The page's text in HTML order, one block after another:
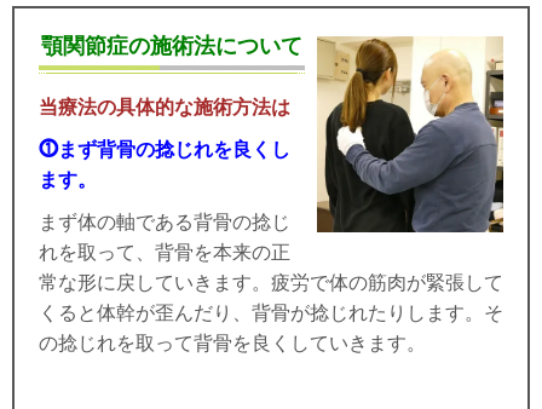
顎関節症の施術法について
当療法の具体的な施術方法は
⓵まず背骨の捻じれを良くし
ます。
まず体の軸である背骨の捻じ
れを取って、背骨を本来の正
常な形に戻していきます。疲労で体の筋肉が緊張して
くると体幹が歪んだり、背骨が捻じれたりします。そ
の捻じれを取って背骨を良くしていきます。